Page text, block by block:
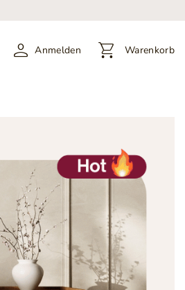
Anmelden Warenkorb